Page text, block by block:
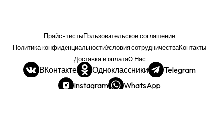
Прайс-листыПользовательское соглашение
Политика конфиденциальностиУсловия сотрудничестваКонтакты
Доставка и оплатаО Нас
ВКонтакте Одноклассники
Telegram
Instagram
WhatsApp